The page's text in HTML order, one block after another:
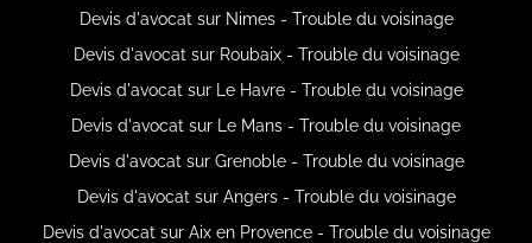
Devis d'avocat sur Nimes - Trouble du voisinage
Devis d'avocat sur Roubaix - Trouble du voisinage
Devis d'avocat sur Le Havre - Trouble du voisinage
Devis d'avocat sur Le Mans - Trouble du voisinage
Devis d'avocat sur Grenoble - Trouble du voisinage
Devis d'avocat sur Angers - Trouble du voisinage
Devis d'avocat sur Aix en Provence - Trouble du voisinage